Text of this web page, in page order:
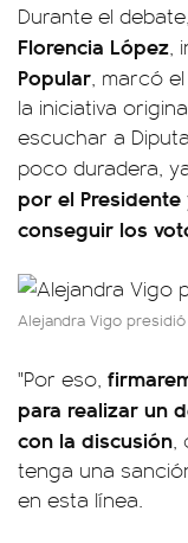
Durante el
Florencia López,
Popular, marcó
la iniciativa
escuchar a
poco duradera,
por el
conseguir los
Alejandra Vigo
"Por eso,
para realizar un
con la discusión,
tenga una
en esta línea.